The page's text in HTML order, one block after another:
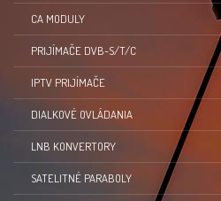
CA MODULY
PRIJÍMAČE DVB-S/T/C
IPTV PRIJÍMAČE
DIALKOVÉ OVLÁDANIA
LNB KONVERTORY
SATELITNÉ PARABOLY